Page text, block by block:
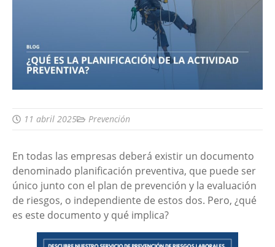
11 abril 2025 Prevención
En todas las empresas deberá existir un documento
denominado planificación preventiva, que puede ser
único junto con el plan de prevención y la evaluación
de riesgos, o independiente de estos dos. Pero, ¿qué
es este documento y qué implica?